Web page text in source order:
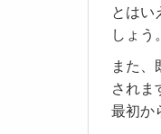
とはい
しょう。
また、
されま
最初か